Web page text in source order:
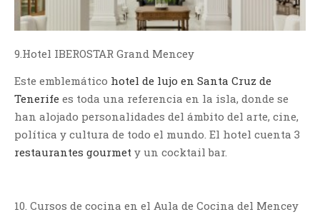
9.Hotel IBEROSTAR Grand Mencey
Este emblemático hotel de lujo en Santa Cruz de
Tenerife es toda una referencia en la isla, donde se
han alojado personalidades del ámbito del arte, cine,
política y cultura de todo el mundo. El hotel cuenta 3
restaurantes gourmet y un cocktail bar.
10. Cursos de cocina en el Aula de Cocina del Mencey